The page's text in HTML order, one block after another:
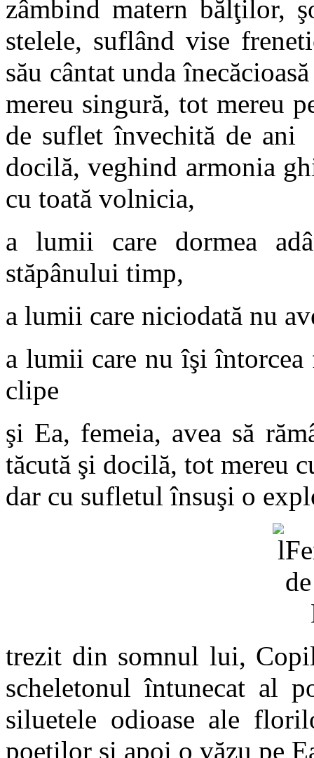
zâmbind matern bălţilor,
stelele, suflând vise
său cântat unda
mereu singură, tot mereu
de suflet învechită de ani
docilă, veghind armonia
cu toată volnicia,
a lumii care dormea
stăpânului timp,
a lumii care niciodată nu
a lumii care nu îşi întorcea
clipe
şi Ea, femeia, avea să
tăcută şi docilă, tot mereu
dar cu sufletul însuşi o
trezit din somnul lui,
scheletonul întunecat al
siluetele odioase ale
poeţilor şi apoi o văzu pe